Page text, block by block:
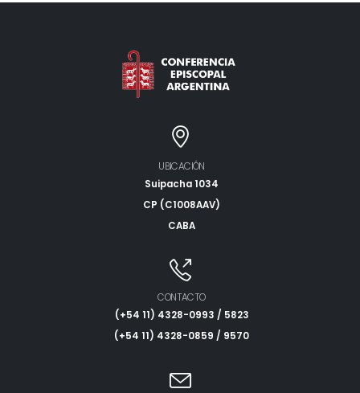
UBICACIÓN
Suipacha 1034
CP (C1008AAV)
CABA
CONTACTO
(+54 11) 4328-0993 / 5823
(+54 11) 4328-0859 / 9570